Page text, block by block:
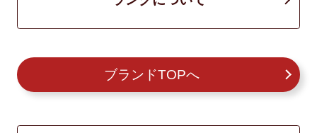
ブランドTOPへ